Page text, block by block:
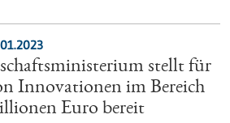
stellt für
Innovationen im Bereich
Euro bereit